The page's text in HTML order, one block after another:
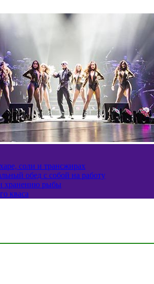
соли и трансжирах
обед с собой на работу
хранению рыбы
кваса